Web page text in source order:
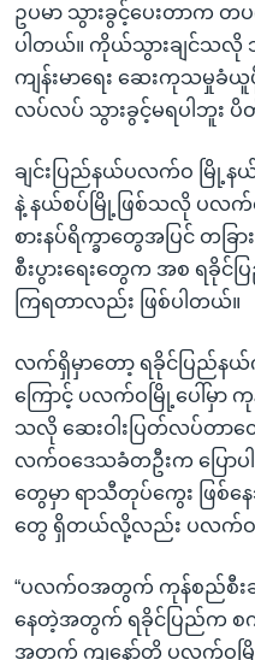
ဥပမာ သွားခွင့်ပေးတာက
ပါတယ်။ ကိုယ်သွားချင်သလို သွ
ကျန်းမာရေး ဆေးကုသ
လပ်လပ် သွားခွင့်မရပါဘူး
ချင်းပြည်နယ်ပလက်ဝ မြို့န
နဲ့ နယ်စပ်မြို့ဖြစ်သလို ပလ
စားနပ်ရိက္ခာတွေအပြင် တခြာ
စီးပွားရေးတွေက အစ ရခို
ကြရတာလည်း ဖြစ်ပါတယ်။
လက်ရှိမှာတော့ ရခိုင်ပြည်န
ကြောင့် ပလက်ဝမြို့ပေါ်မှာ
သလို ဆေးဝါးပြတ်လပ်တာ
လက်ဝဒေသခံတဦးက ပြော
တွေမှာ ရာသီတုပ်ကွေး ဖြစ်နေသူ
တွေ ရှိတယ်လို့လည်း ပလက်ဝဒ
“ပလက်ဝအတွက် ကုန်စည်စီး
နေတဲ့အတွက် ရခိုင်ပြည်က
အတွက် ကျနော်တို့ ပလက်ဝမ